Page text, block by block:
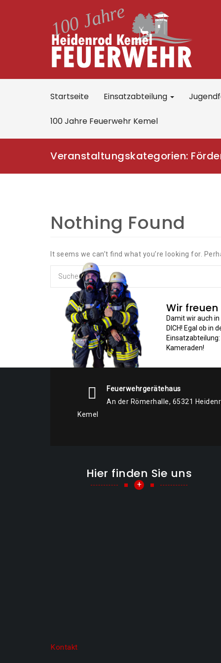
Startseite Einsatzabteilung
100 Jahre Feuerwehr Kemel
Veranstaltungskategorien:
Nothing Found
It seems we can’t find what you’re looking for.
Wir
Damit wir auch
DICH! Egal ob in
Kameraden!
Feuerwehrgerätehaus
An der Römerhalle, 65321
Kemel
Hier finden Sie uns
+
Kontakt